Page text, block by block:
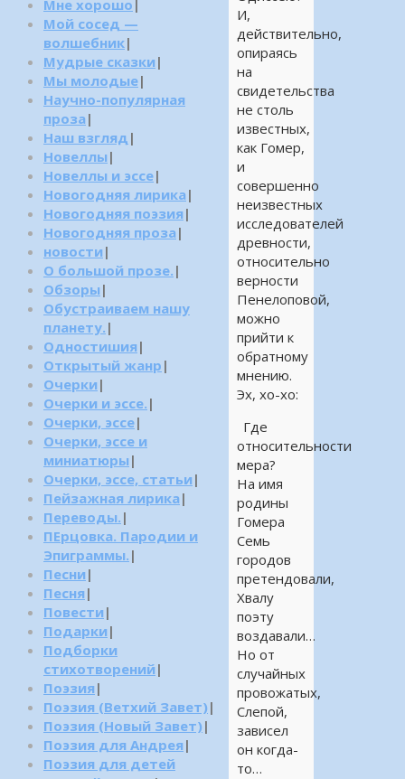
И,
действительно,
опираясь
на
свидетельства
не столь
известных,
как Гомер,
и
совершенно
неизвестных
исследователей
древности,
относительно
верности
Пенелоповой,
можно
прийти к
обратному
мнению.
Эх, хо-хо:
Где
относительности
мера?
На имя
родины
Гомера
Семь
городов
претендовали,
Хвалу
поэту
воздавали…
Но от
случайных
провожатых,
Слепой,
зависел
он когда-
то…
Мне хорошо |
Мой сосед —
волшебник|
Мудрые сказки |
Мы молодые|
Научно-популярная
проза |
Наш взгляд |
Новеллы |
Новеллы и эссе|
Новогодняя лирика |
Новогодняя поэзия |
Новогодняя проза |
новости |
О большой прозе. |
Обзоры |
Обустраиваем нашу
планету. |
Одностишия |
Открытый жанр |
Очерки |
Очерки и эссе. |
Очерки, эссе|
Очерки, эссе и
миниатюры |
Очерки, эссе, статьи |
Пейзажная лирика |
Переводы. |
ПЕрцовка. Пародии и
Эпиграммы. |
Песни |
Песня |
Повести |
Подарки |
Подборки
стихотворений |
Поэзия |
Поэзия (Ветхий Завет) |
Поэзия (Новый Завет) |
Поэзия для Андрея |
Поэзия для детей